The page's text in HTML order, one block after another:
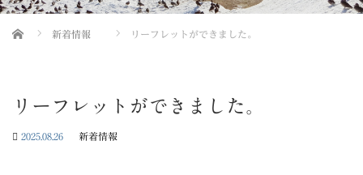
Home 新着情報 リーフレットができました。
リーフレットができました。
2025.08.26 新着情報